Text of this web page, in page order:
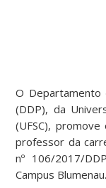
O Departamento
(DDP), da
(UFSC),
professor da
nº 106/2017/
Campus Blumenau.